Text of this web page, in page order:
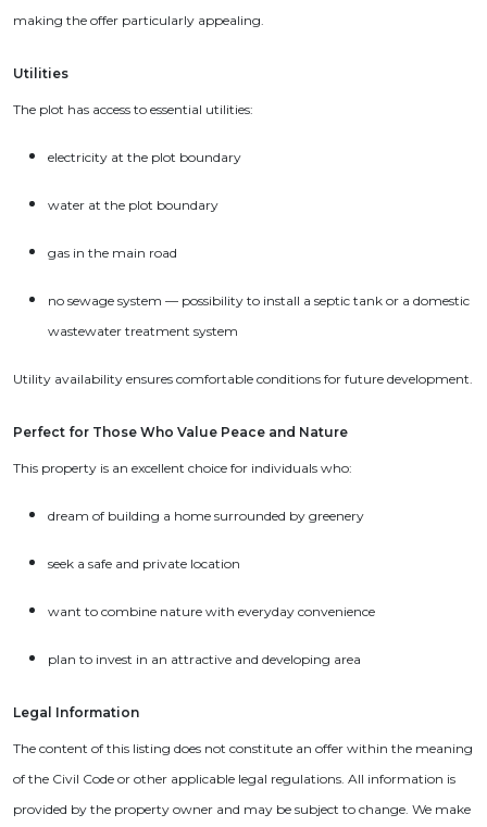
making the offer particularly appealing.
Utilities
The plot has access to essential utilities:
electricity at the plot boundary
water at the plot boundary
gas in the main road
no sewage system — possibility to install a septic tank or a domestic
wastewater treatment system
Utility availability ensures comfortable conditions for future development.
Perfect for Those Who Value Peace and Nature
This property is an excellent choice for individuals who:
dream of building a home surrounded by greenery
seek a safe and private location
want to combine nature with everyday convenience
plan to invest in an attractive and developing area
Legal Information
The content of this listing does not constitute an offer within the meaning
of the Civil Code or other applicable legal regulations. All information is
provided by the property owner and may be subject to change. We make